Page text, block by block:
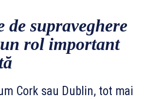
de supraveghere
rol important
Cork sau Dublin, tot mai